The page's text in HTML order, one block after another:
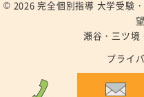
© 2026 完全個別指導 大学受験
瀬谷・三ツ境
プライ